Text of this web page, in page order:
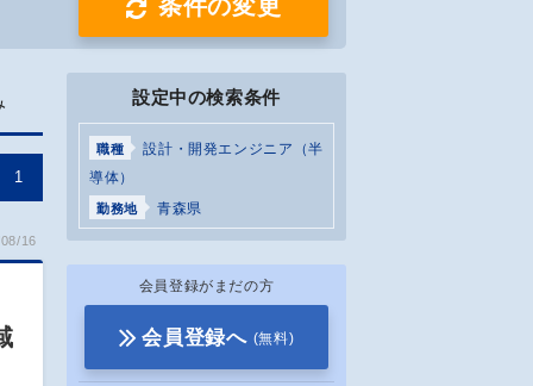
条件の変更
1
16
設定中の検索条件
職種
設計・開発エンジニア（半
導体）
勤務地 青森県
会員登録がまだの方
会員登録へ (無料)